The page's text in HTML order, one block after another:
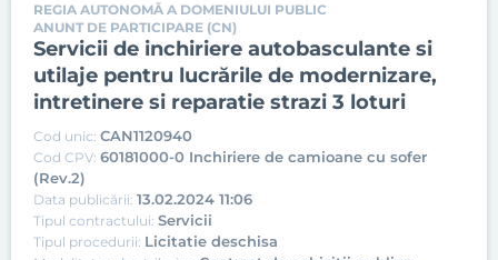
REGIA AUTONOMĂ A DOMENIULUI PUBLIC
ANUNT DE PARTICIPARE (CN)
Servicii de inchiriere autobasculante si
utilaje pentru lucrările de modernizare,
intretinere si reparatie strazi 3 loturi
Cod unic: CAN1120940
Cod CPV: 60181000-0 Inchiriere de camioane cu sofer
(Rev.2)
Data publicării: 13.02.2024 11:06
Tipul contractului: Servicii
Tipul procedurii: Licitatie deschisa